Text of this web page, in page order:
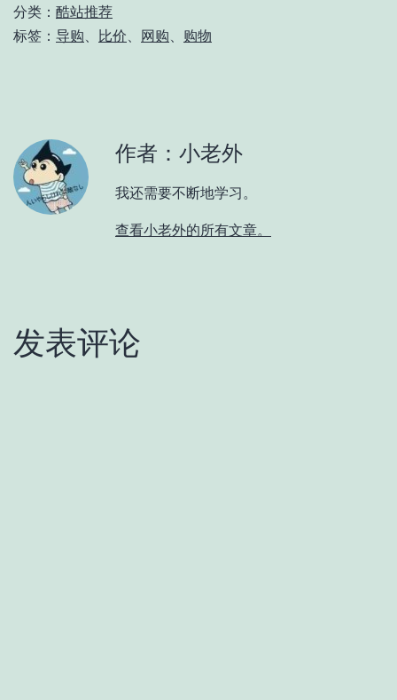
分类： 酷站推荐
标签： 导购 比价 网购 购物
作者：小老外
我还需要不断地学习。
查看小老外的所有文章。
发表评论